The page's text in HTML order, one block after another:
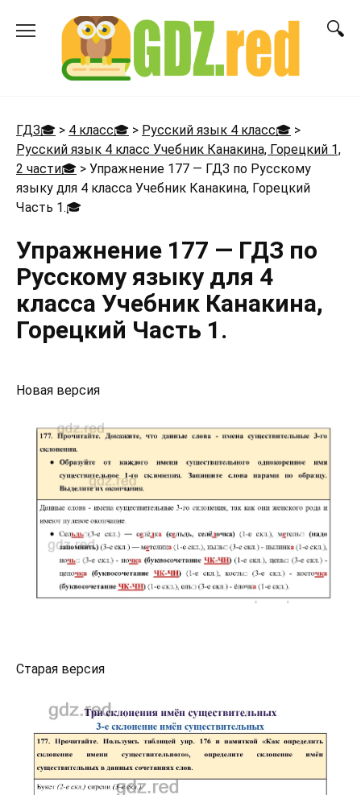
ГДЗ🎓 > 4 класс🎓 > Русский язык 4 класс🎓 >
Русский язык 4 класс Учебник Канакина, Горецкий 1,
2 части🎓 > Упражнение 177 — ГДЗ по Русскому
языку для 4 класса Учебник Канакина, Горецкий
Часть 1.🎓
Упражнение 177 — ГДЗ по
Русскому языку для 4
класса Учебник Канакина,
Горецкий Часть 1.
Новая версия
Старая версия